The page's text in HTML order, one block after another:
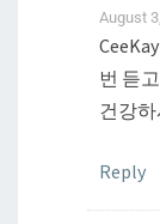
August
번 듣
건강
Reply